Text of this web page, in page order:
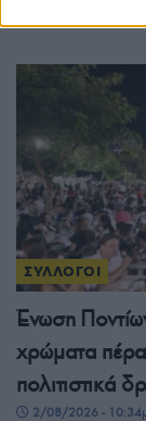
ΣΥΛΛΟΓΟΙ
Ένωση
χρώματα
πολιτιστικά
2/08/2026 -